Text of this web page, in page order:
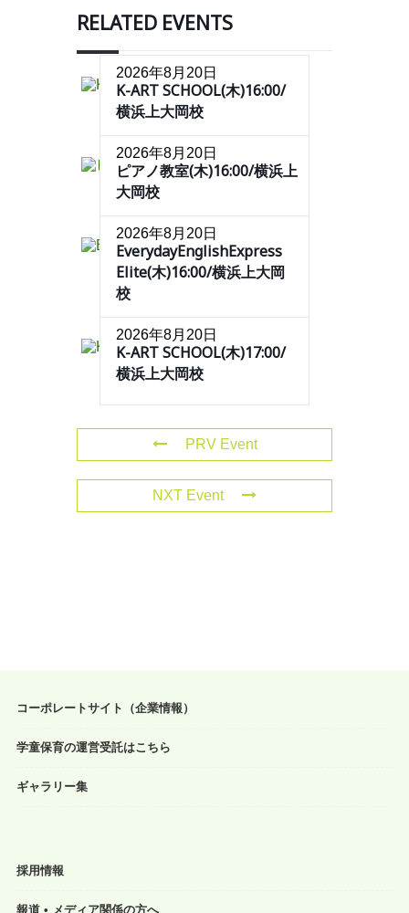
RELATED EVENTS
2026年8月20日
K-ART SCHOOL(木)16:00/
横浜上大岡校
2026年8月20日
ピアノ教室(木)16:00/横浜上
大岡校
2026年8月20日
EverydayEnglishExpress
Elite(木)16:00/横浜上大岡
校
2026年8月20日
K-ART SCHOOL(木)17:00/
横浜上大岡校
PRV Event
NXT Event
コーポレートサイト（企業情報）
学童保育の運営受託はこちら
ギャラリー集
採用情報
報道 • メディア関係の方へ